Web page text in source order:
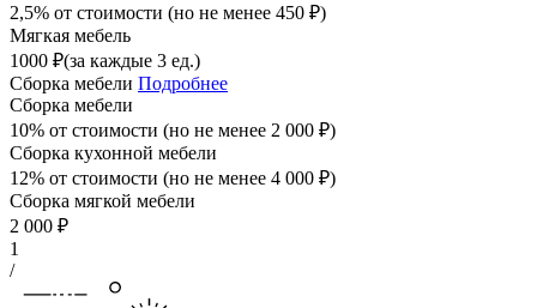
2,5% от стоимости (но не менее 450 ₽)
Мягкая мебель
1000 ₽(за каждые 3 ед.)
Сборка мебели Подробнее
Сборка мебели
10% от стоимости (но не менее 2 000 ₽)
Сборка кухонной мебели
12% от стоимости (но не менее 4 000 ₽)
Сборка мягкой мебели
2 000 ₽
1
/